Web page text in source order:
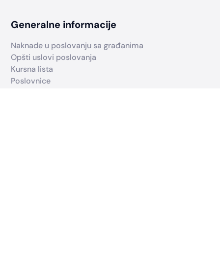
Generalne informacije
Naknade u poslovanju sa građanima
Opšti uslovi poslovanja
Kursna lista
Poslovnice